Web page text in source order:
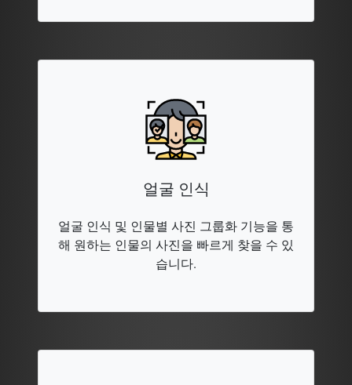
얼굴 인식
얼굴 인식 및 인물별 사진 그룹화 기능을 통
해 원하는 인물의 사진을 빠르게 찾을 수 있
습니다.